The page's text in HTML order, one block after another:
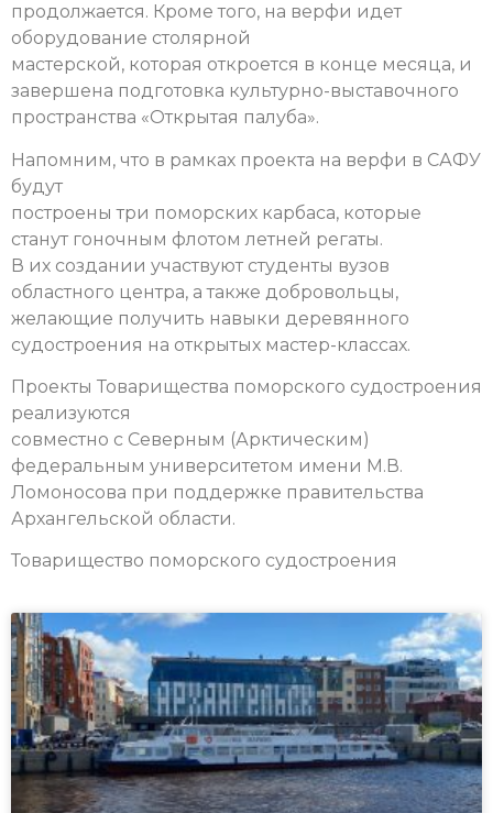
продолжается. Кроме того, на верфи идет
оборудование столярной
мастерской, которая откроется в конце месяца, и
завершена подготовка культурно-выставочного
пространства «Открытая палуба».
Напомним, что в рамках проекта на верфи в САФУ
будут
построены три поморских карбаса, которые
станут гоночным флотом летней регаты.
В их создании участвуют студенты вузов
областного центра, а также добровольцы,
желающие получить навыки деревянного
судостроения на открытых мастер-классах.
Проекты Товарищества поморского судостроения
реализуются
совместно с Северным (Арктическим)
федеральным университетом имени М.В.
Ломоносова при поддержке правительства
Архангельской области.
Товарищество поморского судостроения